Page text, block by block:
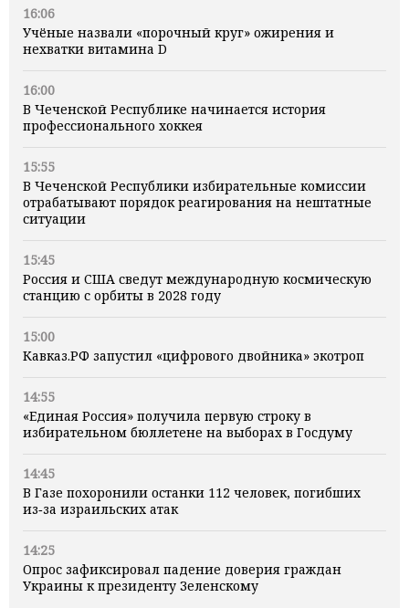
16:06
Учёные назвали «порочный круг» ожирения и
нехватки витамина D
16:00
В Чеченской Республике начинается история
профессионального хоккея
15:55
В Чеченской Республики избирательные комиссии
отрабатывают порядок реагирования на нештатные
ситуации
15:45
Россия и США сведут международную космическую
станцию с орбиты в 2028 году
15:00
Кавказ.РФ запустил «цифрового двойника» экотроп
14:55
«Единая Россия» получила первую строку в
избирательном бюллетене на выборах в Госдуму
14:45
В Газе похоронили останки 112 человек, погибших
из‑за израильских атак
14:25
Опрос зафиксировал падение доверия граждан
Украины к президенту Зеленскому